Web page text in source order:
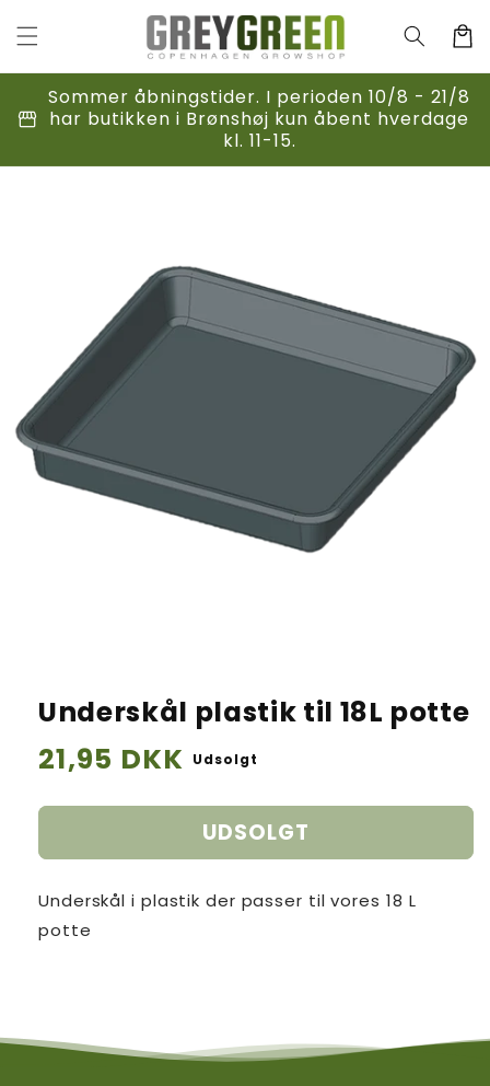
indhold
storefront
Sommer åbningstider. I perioden 10/8 - 21/8
har butikken i Brønshøj kun åbent hverdage
kl. 11-15.
Underskål plastik til 18L potte
Normalpris
21,95 DKK Udsolgt
UDSOLGT
Underskål i plastik der passer til vores 18 L
potte